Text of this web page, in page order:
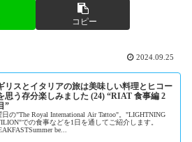
コピー
2024.09.25
リスとイタリアの旅は美味しい料理とヒコー
思う存分楽しみました (24) “RIAT 食事編 2
”
日の"The Royal International Air Tattoo"。"LIGHTNING
での食事などを1日を通してご紹介します。
be...